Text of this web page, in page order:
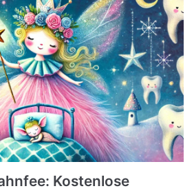
Kostenlose